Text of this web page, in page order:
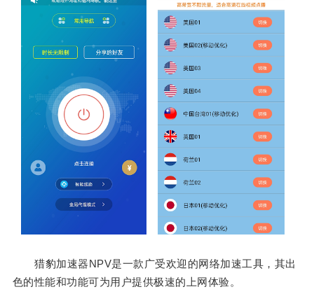
猎豹加速器NPV是一款广受欢迎的网络加速工具，其出
色的性能和功能可为用户提供极速的上网体验。